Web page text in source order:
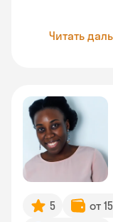
Читать
5 от